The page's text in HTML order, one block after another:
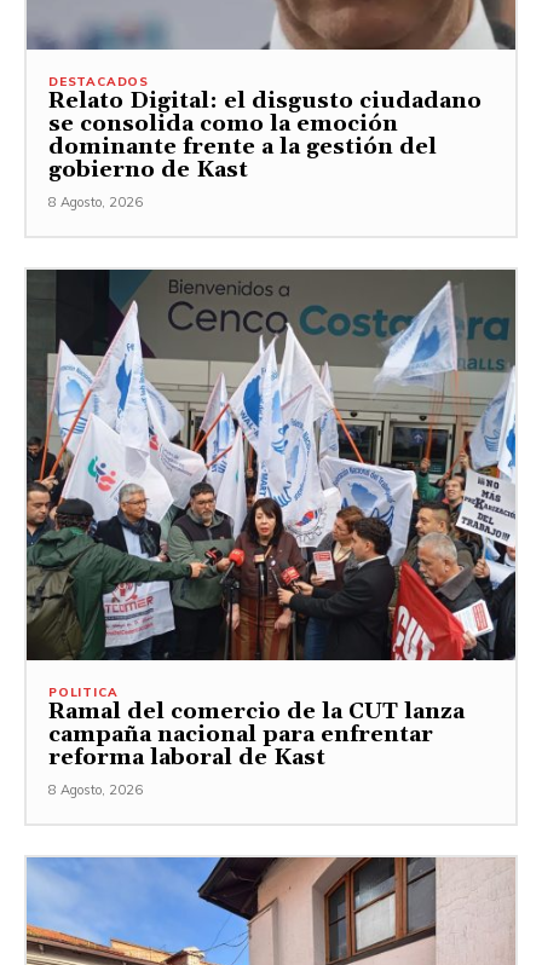
DESTACADOS
Relato Digital: el disgusto ciudadano
se consolida como la emoción
dominante frente a la gestión del
gobierno de Kast
8 Agosto, 2026
POLITICA
Ramal del comercio de la CUT lanza
campaña nacional para enfrentar
reforma laboral de Kast
8 Agosto, 2026